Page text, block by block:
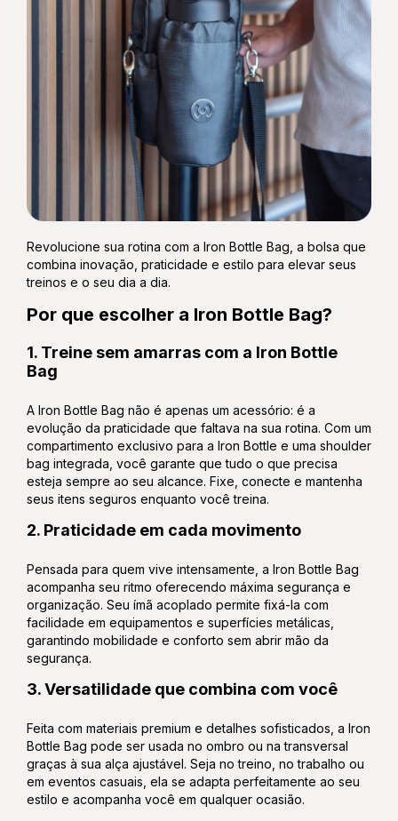
Revolucione sua rotina com a Iron Bottle Bag, a bolsa que
combina inovação, praticidade e estilo para elevar seus
treinos e o seu dia a dia.
Por que escolher a Iron Bottle Bag?
1. Treine sem amarras com a Iron Bottle
Bag
A Iron Bottle Bag não é apenas um acessório: é a
evolução da praticidade que faltava na sua rotina. Com um
compartimento exclusivo para a Iron Bottle e uma shoulder
bag integrada, você garante que tudo o que precisa
esteja sempre ao seu alcance. Fixe, conecte e mantenha
seus itens seguros enquanto você treina.
2. Praticidade em cada movimento
Pensada para quem vive intensamente, a Iron Bottle Bag
acompanha seu ritmo oferecendo máxima segurança e
organização. Seu ímã acoplado permite fixá-la com
facilidade em equipamentos e superfícies metálicas,
garantindo mobilidade e conforto sem abrir mão da
segurança.
3. Versatilidade que combina com você
Feita com materiais premium e detalhes sofisticados, a Iron
Bottle Bag pode ser usada no ombro ou na transversal
graças à sua alça ajustável. Seja no treino, no trabalho ou
em eventos casuais, ela se adapta perfeitamente ao seu
estilo e acompanha você em qualquer ocasião.